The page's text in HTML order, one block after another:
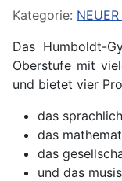
Details
Kategorie:
Das Humboldt-
Oberstufe mit
und bietet vier
das
das
das
und das